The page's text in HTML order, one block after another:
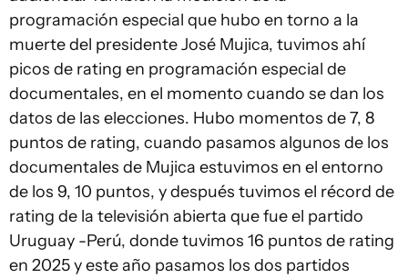
programación especial que hubo en torno a la
muerte del presidente José Mujica, tuvimos ahí
picos de rating en programación especial de
documentales, en el momento cuando se dan los
datos de las elecciones. Hubo momentos de 7, 8
puntos de rating, cuando pasamos algunos de los
documentales de Mujica estuvimos en el entorno
de los 9, 10 puntos, y después tuvimos el récord de
rating de la televisión abierta que fue el partido
Uruguay -Perú, donde tuvimos 16 puntos de rating
en 2025 y este año pasamos los dos partidos